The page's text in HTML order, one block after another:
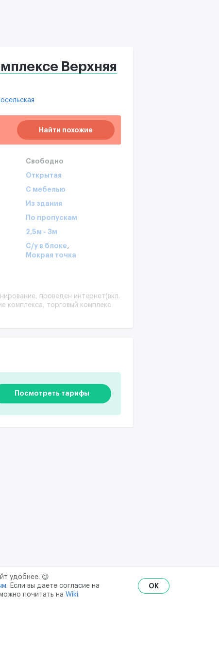
Верхняя
Найти похожие
Свободно
Открытая
С мебелью
Из здания
По пропускам
2,5м - 3м
С/у в блоке ,
Мокрая точка
проведен интернет(вкл.
комплекса, торговый комплекс
Посмотреть тарифы
удобнее. 😉
. Если вы даете согласие на
почитать на Wiki.
OK